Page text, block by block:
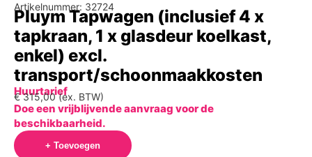
Artikelnummer: 32724
Pluym Tapwagen (inclusief 4 x
tapkraan, 1 x glasdeur koelkast,
enkel) excl.
transport/schoonmaakkosten
Huurtarief
€315,00(ex. BTW)
Doe een vrijblijvende aanvraag voor de
beschikbaarheid.
+ Toevoegen